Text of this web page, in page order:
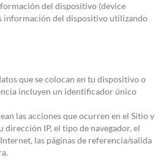
del dispositivo (device
información del dispositivo utilizando
que se colocan en tu dispositivo o
incluyen un identificador único
las acciones que ocurren en el Sitio y
IP, el tipo de navegador, el
las páginas de referencia/salida